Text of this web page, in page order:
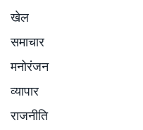
खेल
समाचार
मनोरंजन
व्यापार
राजनीति